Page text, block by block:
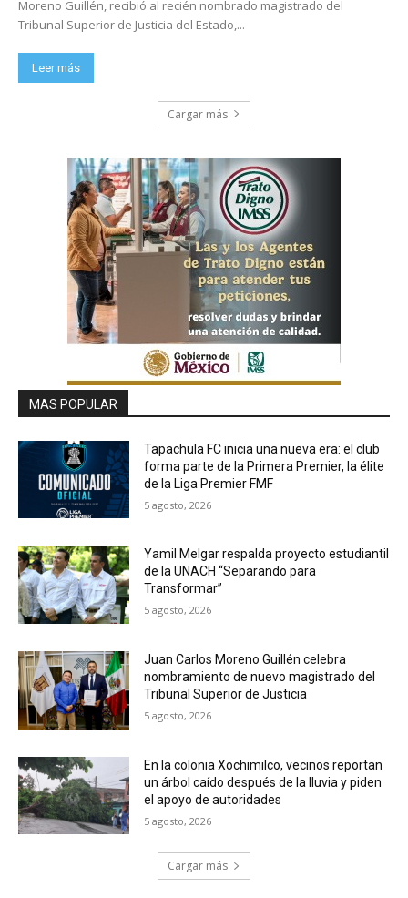
Moreno Guillén, recibió al recién nombrado magistrado del
Tribunal Superior de Justicia del Estado,...
Leer más
Cargar más
MAS POPULAR
Tapachula FC inicia una nueva era: el club
forma parte de la Primera Premier, la élite
de la Liga Premier FMF
5 agosto, 2026
Yamil Melgar respalda proyecto estudiantil
de la UNACH “Separando para
Transformar”
5 agosto, 2026
Juan Carlos Moreno Guillén celebra
nombramiento de nuevo magistrado del
Tribunal Superior de Justicia
5 agosto, 2026
En la colonia Xochimilco, vecinos reportan
un árbol caído después de la lluvia y piden
el apoyo de autoridades
5 agosto, 2026
Cargar más